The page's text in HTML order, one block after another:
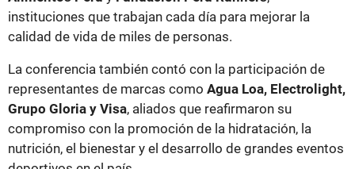
instituciones que trabajan cada día para mejorar la
calidad de vida de miles de personas.
La conferencia también contó con la participación de
representantes de marcas como Agua Loa, Electrolight,
Grupo Gloria y Visa, aliados que reafirmaron su
compromiso con la promoción de la hidratación, la
nutrición, el bienestar y el desarrollo de grandes eventos